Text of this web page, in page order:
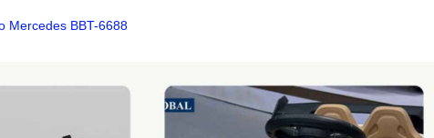
Mercedes BBT-6688